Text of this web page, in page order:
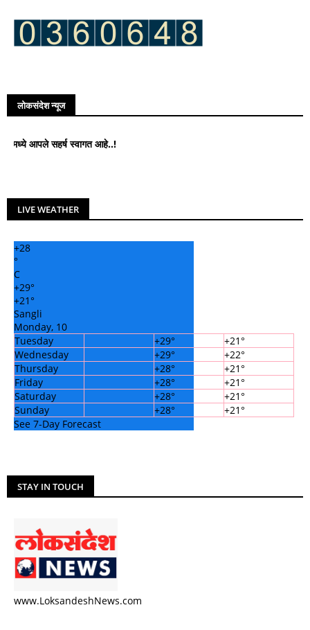
लोकसंदेश न्यूज
सहर्ष स्वागत आहे..!
LIVE WEATHER
+28
°
C
+29°
+21°
Sangli
Monday, 10
Tuesday
+29° +21°
Wednesday
+29° +22°
Thursday
+28° +21°
Friday
+28° +21°
Saturday
+28° +21°
Sunday
+28° +21°
See 7-Day Forecast
STAY IN TOUCH
www.LoksandeshNews.com